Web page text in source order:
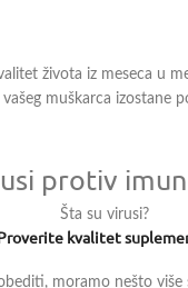
života iz meseca u
muškarca izostane
protiv
Šta su virusi?
kvalitet
moramo nešto